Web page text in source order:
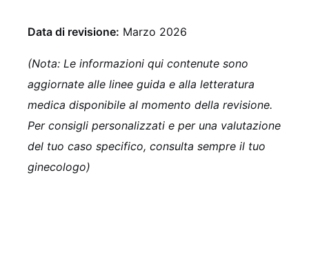
Data di revisione: Marzo 2026
(Nota: Le informazioni qui contenute sono
aggiornate alle linee guida e alla letteratura
medica disponibile al momento della revisione.
Per consigli personalizzati e per una valutazione
del tuo caso specifico, consulta sempre il tuo
ginecologo)